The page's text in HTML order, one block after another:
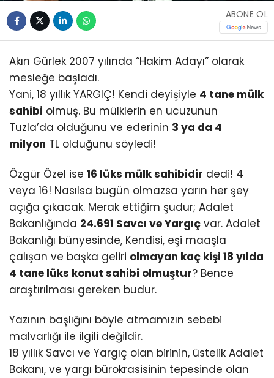
ABONE OL
Akın Gürlek 2007 yılında “Hakim Adayı” olarak
mesleğe başladı.
Yani, 18 yıllık YARGIÇ! Kendi deyişiyle 4 tane mülk
sahibi olmuş. Bu mülklerin en ucuzunun
Tuzla’da olduğunu ve ederinin 3 ya da 4
milyon TL olduğunu söyledi!
Özgür Özel ise 16 lüks mülk sahibidir dedi! 4
veya 16! Nasılsa bugün olmazsa yarın her şey
açığa çıkacak. Merak ettiğim şudur; Adalet
Bakanlığında 24.691 Savcı ve Yargıç var. Adalet
Bakanlığı bünyesinde, Kendisi, eşi maaşla
çalışan ve başka geliri olmayan kaç kişi 18 yılda
4 tane lüks konut sahibi olmuştur? Bence
araştırılması gereken budur.
Yazının başlığını böyle atmamızın sebebi
malvarlığı ile ilgili değildir.
18 yıllık Savcı ve Yargıç olan birinin, üstelik Adalet
Bakanı, ve yargı bürokrasisinin tepesinde olan